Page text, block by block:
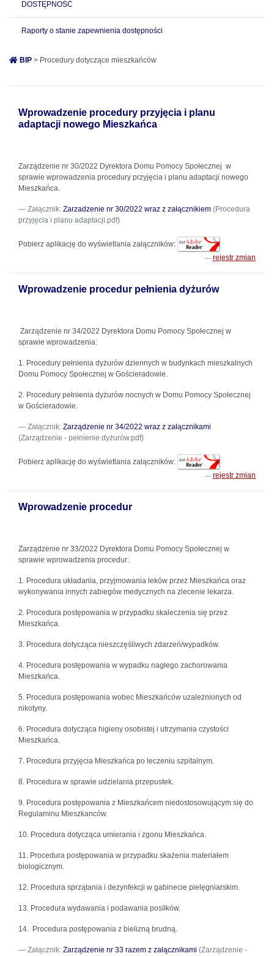
DOSTĘPNOŚĆ
Raporty o stanie zapewnienia dostępności
BIP > Procedury dotyczące mieszkańców
Wprowadzenie procedury przyjęcia i planu
adaptacji nowego Mieszkańca
Zarządzenie nr 30/2022 Dyrektora Domu Pomocy Społecznej w
sprawie wprowadzenia procedury przyjęcia i planu adaptacji nowego
Mieszkańca.
Załącznik: Zarzadzenie nr 30/2022 wraz z załącznikiem (Procedura
przyjęcia i planu adaptacji.pdf)
Pobierz aplikację do wyświetlania załączników:
rejestr zmian
Wprowadzenie procedur pełnienia dyżurów
Zarządzenie nr 34/2022 Dyrektora Domu Pomocy Społecznej w
sprawie wprowadzenia:
1. Procedury pełnienia dyżurów dziennych w budynkach mieszkalnych
Domu Pomocy Społecznej w Gościeradowie.
2. Procedury pełnienia dyżurów nocnych w Domu Pomocy Społecznej
w Gościeradowie.
Załącznik: Zarządzenie nr 34/2022 wraz z załącznikami
(Zarządzenie - pełnienie dyżurów.pdf)
Pobierz aplikację do wyświetlania załączników:
rejestr zmian
Wprowadzenie procedur
Zarządzenie nr 33/2022 Dyrektora Domu Pomocy Społecznej w
sprawie wprowadzenia procedur:
1. Procedura układania, przyjmowania leków przez Mieszkańca oraz
wykonywania innych zabiegów medycznych na zlecenie lekarza.
2. Procedura postępowania w przypadku skaleczenia się przez
Mieszkańca.
3. Procedura dotycząca nieszczęśliwych zdarzeń/wypadków.
4. Procedura postępowania w wypadku nagłego zachorowania
Mieszkańca.
5. Procedura postępowania wobec Mieszkańców uzależnionych od
nikotyny.
6. Procedura dotycząca higieny osobistej i utrzymania czystości
Mieszkańca.
7. Procedura przyjęcia Mieszkańca po leczeniu szpitalnym.
8. Procedura w sprawie udzielania przepustek.
9. Procedura postępowania z Mieszkańcem niedostosowującym się do
Regulaminu Mieszkanców.
10. Procedura dotycząca umierania i zgonu Mieszkańca.
11. Procedura postępowania w przypadku skażenia materiałem
biologicznym.
12. Procedura sprzątania i dezynfekcji w gabinecie pielęgniarskim.
13. Procedura wydawania i podawania posiłków.
14. Procedura postępowania z bielizną brudną.
Załącznik: Zarządzenie nr 33 razem z załącznikami (Zarządzenie -